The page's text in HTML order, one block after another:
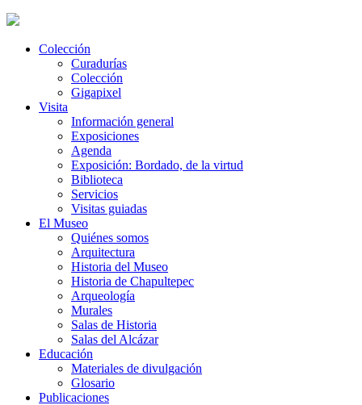
Colección
Curadurías
Colección
Gigapixel
Visita
Información general
Exposiciones
Agenda
Exposición: Bordado, de la virtud
Biblioteca
Servicios
Visitas guiadas
El Museo
Quiénes somos
Arquitectura
Historia del Museo
Historia de Chapultepec
Arqueología
Murales
Salas de Historia
Salas del Alcázar
Educación
Materiales de divulgación
Glosario
Publicaciones